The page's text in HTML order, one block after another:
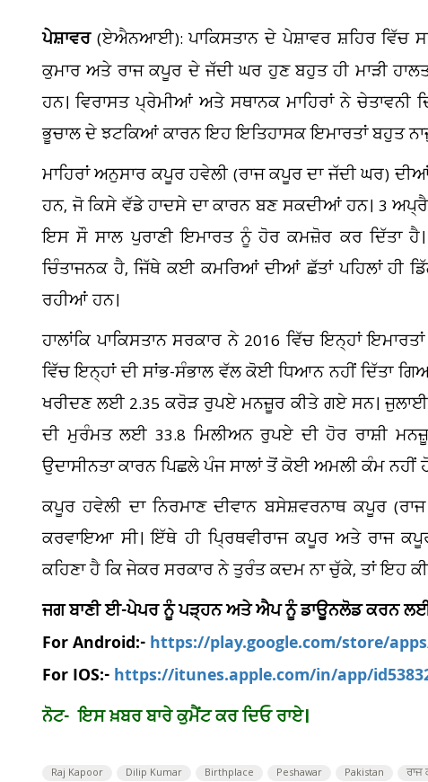
ਪੇਸ਼ਾਵਰ(ਏਐਨਆਈ): ਪਾਕਿਸਤਾਨ ਦੇ ਪੇਸ਼ਾਵਰ ਸ਼ਹਿਰ ਵਿੱਚ
ਕੁਮਾਰ ਅਤੇ ਰਾਜ ਕਪੂਰ ਦੇ ਜੱਦੀ ਘਰ ਹੁਣ ਬਹੁਤ ਹੀ ਮਾੜੀ
ਹਨ। ਵਿਰਾਸਤ ਪ੍ਰੇਮੀਆਂ ਅਤੇ ਸਥਾਨਕ ਮਾਹਿਰਾਂ ਨੇ ਚੇਤਾਵਨੀ
ਭੂਚਾਲ ਦੇ ਝਟਕਿਆਂ ਕਾਰਨ ਇਹ ਇਤਿਹਾਸਕ ਇਮਾਰਤਾਂ ਬਹੁਤ
ਮਾਹਿਰਾਂ ਅਨੁਸਾਰ ਕਪੂਰ ਹਵੇਲੀ (ਰਾਜ ਕਪੂਰ ਦਾ ਜੱਦੀ ਘਰ)
ਹਨ, ਜੋ ਕਿਸੇ ਵੱਡੇ ਹਾਦਸੇ ਦਾ ਕਾਰਨ ਬਣ ਸਕਦੀਆਂ ਹਨ। 3
ਇਸ ਸੌ ਸਾਲ ਪੁਰਾਣੀ ਇਮਾਰਤ ਨੂੰ ਹੋਰ ਕਮਜ਼ੋਰ ਕਰ ਦਿੱਤਾ
ਚਿੰਤਾਜਨਕ ਹੈ, ਜਿੱਥੇ ਕਈ ਕਮਰਿਆਂ ਦੀਆਂ ਛੱਤਾਂ ਪਹਿਲਾਂ ਹੀ
ਰਹੀਆਂ ਹਨ।
ਹਾਲਾਂਕਿ ਪਾਕਿਸਤਾਨ ਸਰਕਾਰ ਨੇ 2016 ਵਿੱਚ ਇਨ੍ਹਾਂ
ਵਿੱਚ ਇਨ੍ਹਾਂ ਦੀ ਸਾਂਭ-ਸੰਭਾਲ ਵੱਲ ਕੋਈ ਧਿਆਨ ਨਹੀਂ ਦਿੱਤਾ
ਖਰੀਦਣ ਲਈ 2.35 ਕਰੋੜ ਰੁਪਏ ਮਨਜ਼ੂਰ ਕੀਤੇ ਗਏ ਸਨ।
ਦੀ ਮੁਰੰਮਤ ਲਈ 33.8 ਮਿਲੀਅਨ ਰੁਪਏ ਦੀ ਹੋਰ ਰਾਸ਼ੀ
ਉਦਾਸੀਨਤਾ ਕਾਰਨ ਪਿਛਲੇ ਪੰਜ ਸਾਲਾਂ ਤੋਂ ਕੋਈ ਅਮਲੀ ਕੰਮ ਨਹੀਂ
ਕਪੂਰ ਹਵੇਲੀ ਦਾ ਨਿਰਮਾਣ ਦੀਵਾਨ ਬਸੇਸ਼ਵਰਨਾਥ ਕਪੂਰ
ਕਰਵਾਇਆ ਸੀ। ਇੱਥੇ ਹੀ ਪ੍ਰਿਥਵੀਰਾਜ ਕਪੂਰ ਅਤੇ ਰਾਜ
ਕਹਿਣਾ ਹੈ ਕਿ ਜੇਕਰ ਸਰਕਾਰ ਨੇ ਤੁਰੰਤ ਕਦਮ ਨਾ ਚੁੱਕੇ, ਤਾਂ ਇਹ
ਜਗ ਬਾਣੀ ਈ-ਪੇਪਰ ਨੂੰ ਪੜ੍ਹਨ ਅਤੇ ਐਪ ਨੂੰ ਡਾਊਨਲੋਡ ਕਰਨ
For Android:-https://play.google.com/store/
For IOS:-https://itunes.apple.com/in/app/
ਨੋਟ- ਇਸ ਖ਼ਬਰ ਬਾਰੇ ਕੁਮੈਂਟ ਕਰ ਦਿਓ ਰਾਏ।
Raj Kapoor Dilip Kumar Birthplace Peshawar Pakistan ਰਾਜ